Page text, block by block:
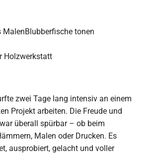
MalenBlubberfische tonen
Holzwerkstatt
zwei Tage lang intensiv an einem
Projekt arbeiten. Die Freude und
überall spürbar – ob beim
Malen oder Drucken. Es
ausprobiert, gelacht und voller